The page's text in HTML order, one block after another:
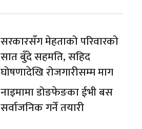
सरकारसँग मेहताको परिवारको
सात बुँदे सहमति, सहिद
घोषणादेखि रोजगारीसम्म माग
नाइमामा डोङफेङका ईभी बस
सर्वाजनिक गर्ने तयारी